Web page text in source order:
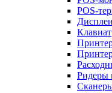
POS-
Ридеры